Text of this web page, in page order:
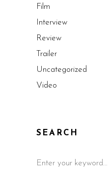
Film
Interview
Review
Trailer
Uncategorized
Video
SEARCH